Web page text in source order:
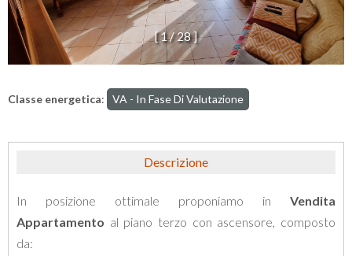
[1/ 28]
Classe energetica: VA - In Fase Di Valutazione
Descrizione
In posizione ottimale proponiamo in Vendita
Appartamento al piano terzo con ascensore, composto
da: